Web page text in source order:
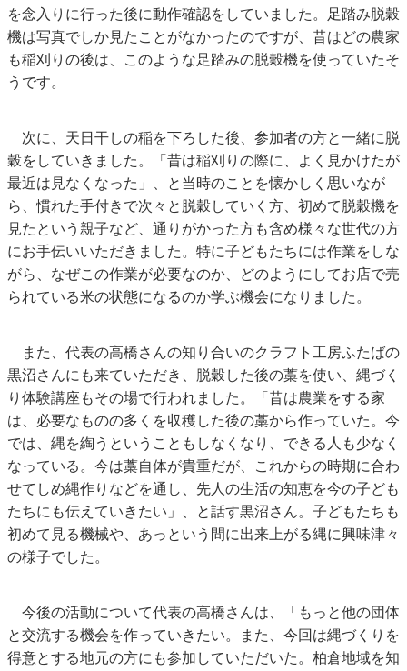
を念入りに行った後に動作確認をしていました。足踏み脱穀
機は写真でしか見たことがなかったのですが、昔はどの農家
も稲刈りの後は、このような足踏みの脱穀機を使っていたそ
うです。
次に、天日干しの稲を下ろした後、参加者の方と一緒に脱
穀をしていきました。「昔は稲刈りの際に、よく見かけたが
最近は見なくなった」、と当時のことを懐かしく思いなが
ら、慣れた手付きで次々と脱穀していく方、初めて脱穀機を
見たという親子など、通りがかった方も含め様々な世代の方
にお手伝いいただきました。特に子どもたちには作業をしな
がら、なぜこの作業が必要なのか、どのようにしてお店で売
られている米の状態になるのか学ぶ機会になりました。
また、代表の高橋さんの知り合いのクラフト工房ふたばの
黒沼さんにも来ていただき、脱穀した後の藁を使い、縄づく
り体験講座もその場で行われました。「昔は農業をする家
は、必要なものの多くを収穫した後の藁から作っていた。今
では、縄を綯うということもしなくなり、できる人も少なく
なっている。今は藁自体が貴重だが、これからの時期に合わ
せてしめ縄作りなどを通し、先人の生活の知恵を今の子ども
たちにも伝えていきたい」、と話す黒沼さん。子どもたちも
初めて見る機械や、あっという間に出来上がる縄に興味津々
の様子でした。
今後の活動について代表の高橋さんは、「もっと他の団体
と交流する機会を作っていきたい。また、今回は縄づくりを
得意とする地元の方にも参加していただいた。柏倉地域を知